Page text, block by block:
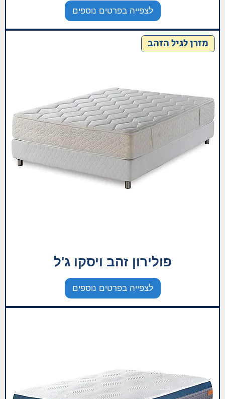
לצפייה בפרטים נוספים
מזרן לגיל הזהב
פולירון זהב ויסקו ג'ל
לצפייה בפרטים נוספים